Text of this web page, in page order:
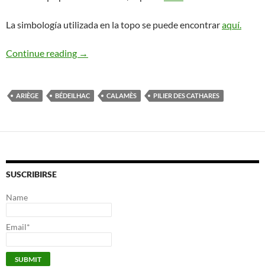
La simbología utilizada en la topo se puede encontraraquí.
Continue reading Pour Lubelline. Calamès. Airège
→
ARIÈGE BÉDEILHAC CALAMÈS PILIER DES CATHARES
SUSCRIBIRSE
Name
Email*